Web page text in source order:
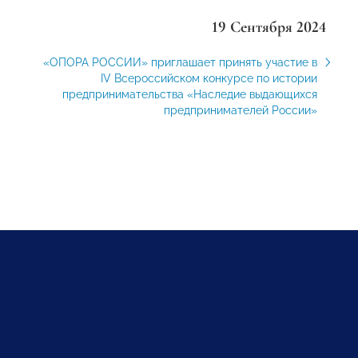
19 Сентября 2024
«ОПОРА РОССИИ» приглашает принять участие в
IV Всероссийском конкурсе по истории
предпринимательства «Наследие выдающихся
предпринимателей России»